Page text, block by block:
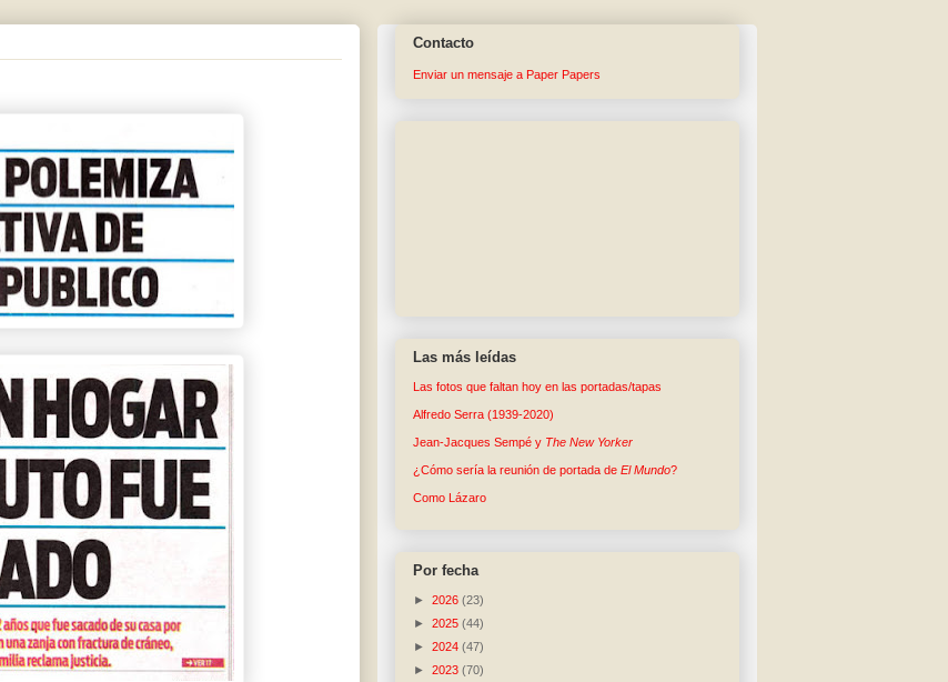
Contacto
Enviar un mensaje a Paper Papers
Las más leídas
Las fotos que faltan hoy en las portadas/tapas
Alfredo Serra (1939-2020)
Jean-Jacques Sempé y The New Yorker
¿Cómo sería la reunión de portada de El Mundo?
Como Lázaro
Por fecha
► 2026 (23)
► 2025 (44)
► 2024 (47)
► 2023 (70)